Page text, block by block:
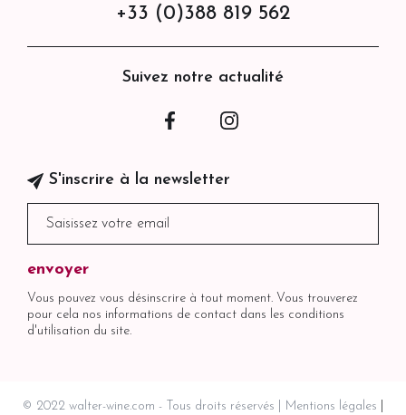
+33 (0)388 819 562
Suivez notre actualité
Facebook
S'inscrire à la newsletter
Vous pouvez vous désinscrire à tout moment. Vous trouverez
pour cela nos informations de contact dans les conditions
d'utilisation du site.
© 2022 walter-wine.com - Tous droits réservés
Mentions légales